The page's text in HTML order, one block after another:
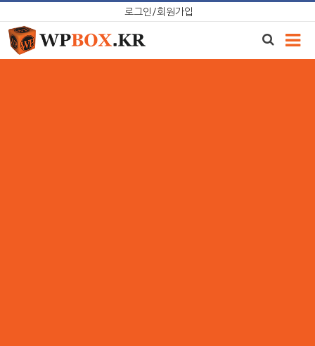
to
content
로그인/회원가입